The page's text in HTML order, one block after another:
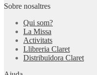
Sobre nosaltres
Qui som?
La Missa
Activitats
Llibreria Claret
Distribuïdora Claret